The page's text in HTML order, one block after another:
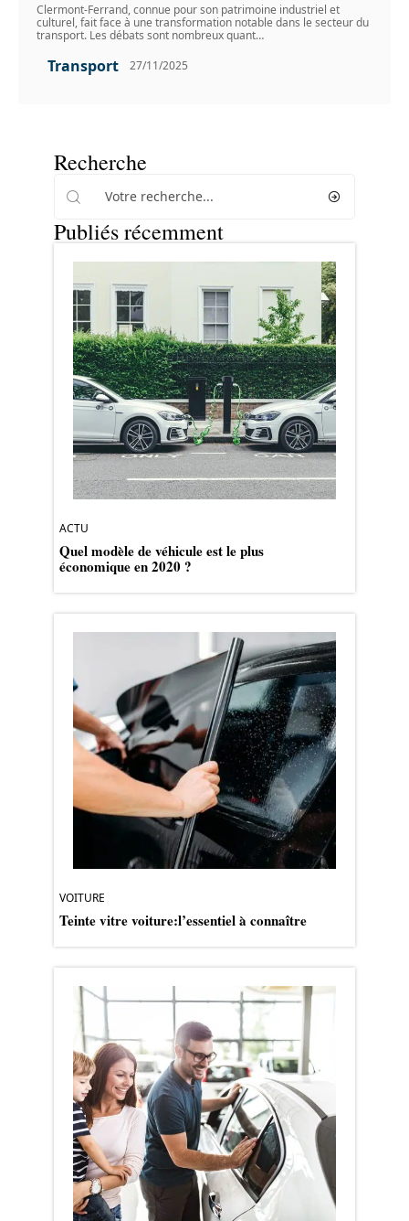
Clermont-Ferrand, connue pour son patrimoine industriel et
culturel, fait face à une transformation notable dans le secteur du
transport. Les débats sont nombreux quant…
Transport 27/11/2025
Recherche
Publiés récemment
ACTU
Quel modèle de véhicule est le plus
économique en 2020 ?
VOITURE
Teinte vitre voiture:l’essentiel à connaître